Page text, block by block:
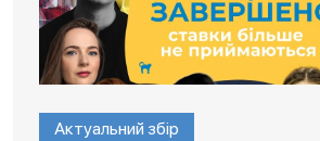
Актуальний збір